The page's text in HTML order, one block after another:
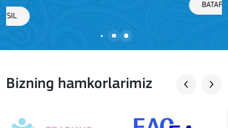
BATAFSIL
Bizning hamkorlarimiz